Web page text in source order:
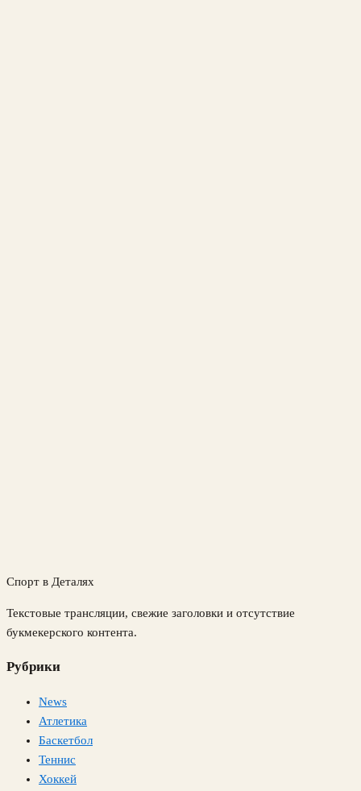
Спорт в Деталях
Текстовые трансляции, свежие заголовки и отсутствие
букмекерского контента.
Рубрики
News
Атлетика
Баскетбол
Теннис
Хоккей